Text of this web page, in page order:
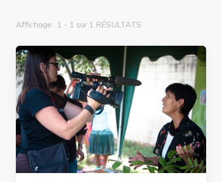
Affichage : 1 - 1 sur 1 RÉSULTATS